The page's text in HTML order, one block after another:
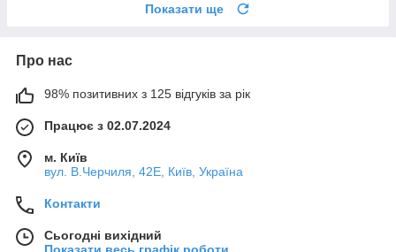
Показати ще
Про нас
98% позитивних з 125 відгуків за рік
Працює з 02.07.2024
м. Київ
вул. В.Черчиля, 42Е, Київ, Україна
Контакти
Сьогодні вихідний